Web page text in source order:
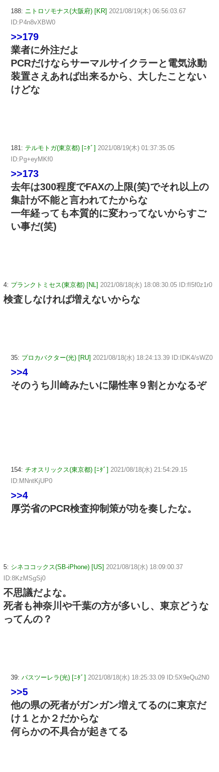
188: ニトロソモナス(大阪府) [KR] 2021/08/19(木) 06:56:03.67
ID:P4n8vXBW0
>>179
業者に外注だよ
PCRだけならサーマルサイクラーと電気泳動
装置さえあれば出来るから、大したことない
けどな
181: テルモトガ(東京都) [ﾆﾀﾞ] 2021/08/19(木) 01:37:35.05
ID:Pg+eyMKf0
>>173
去年は300程度でFAXの上限(笑)でそれ以上の
集計が不能と言われてたからな
一年経っても本質的に変わってないからすご
い事だ(笑)
4: プランクトミセス(東京都) [NL] 2021/08/18(水) 18:08:30.05 ID:fI5f0z1r0
検査しなければ増えないからな
35: プロカバクター(光) [RU] 2021/08/18(水) 18:24:13.39 ID:IDK4/sWZ0
>>4
そのうち川崎みたいに陽性率９割とかなるぞ
154: チオスリックス(東京都) [ﾆﾀﾞ] 2021/08/18(水) 21:54:29.15
ID:MNntKjUP0
>>4
厚労省のPCR検査抑制策が功を奏したな。
5: シネココックス(SB-iPhone) [US] 2021/08/18(水) 18:09:00.37
ID:8KzMSgSj0
不思議だよな。
死者も神奈川や千葉の方が多いし、東京どうな
ってんの？
39: パスツーレラ(光) [ﾆﾀﾞ] 2021/08/18(水) 18:25:33.09 ID:5X9eQu2N0
>>5
他の県の死者がガンガン増えてるのに東京だ
け１とか２だからな
何らかの不具合が起きてる